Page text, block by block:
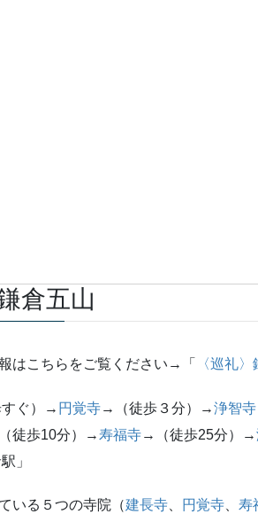
倉五山
はこちらをご覧ください→「 〈巡礼
ぐ）→ 円覚寺→（徒歩３分）→浄智寺
徒歩10分）→寿福寺→（徒歩25分）→
」
いる５つの寺院（建長寺 円覚寺 寿